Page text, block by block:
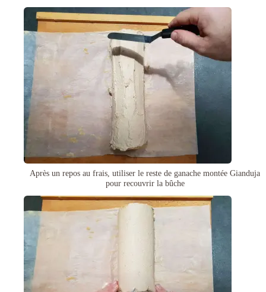
Après un repos au frais, utiliser le reste de ganache montée Gianduja
pour recouvrir la bûche